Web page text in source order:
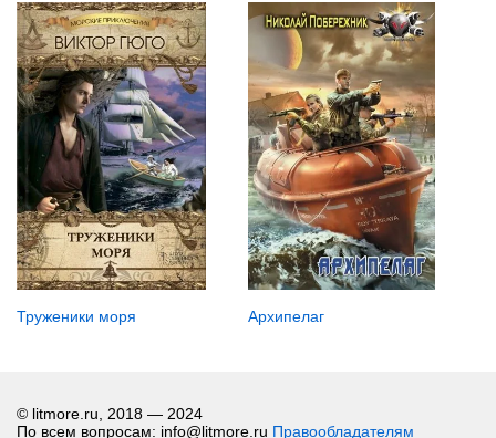
Труженики моря Архипелаг
© litmore.ru, 2018 — 2024
По всем вопросам: info@litmore.ru Правообладателям